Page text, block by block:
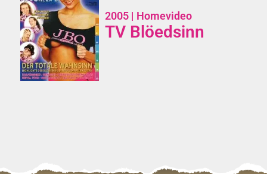
2005 | Homevideo
TV Blöedsinn